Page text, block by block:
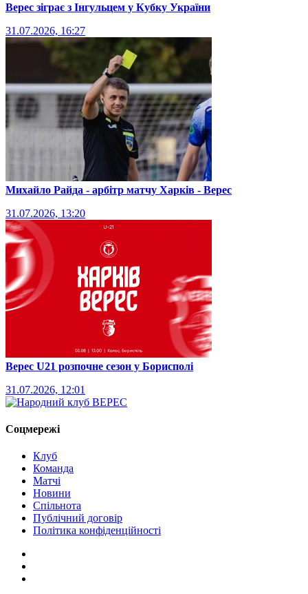
Верес зіграє з Інгульцем у Кубку України
31.07.2026, 16:27
Михайло Райда - арбітр матчу Харків - Верес
31.07.2026, 13:20
Верес U21 розпочне сезон у Борисполі
31.07.2026, 12:01
Соцмережі
Клуб
Команда
Матчі
Новини
Спільнота
Публічний договір
Політика конфіденційності